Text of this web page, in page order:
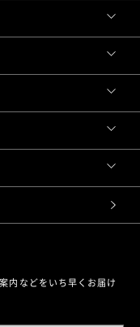
内などをいち早くお届け